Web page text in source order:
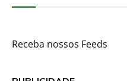
Receba nossos Feeds